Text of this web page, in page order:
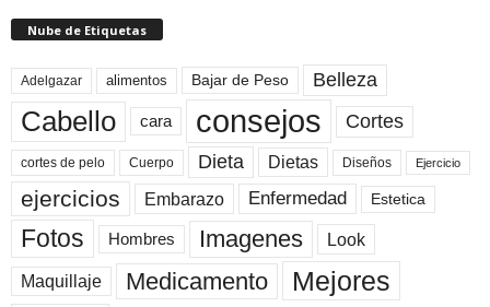
Nube de Etiquetas
Adelgazar alimentos Bajar de Peso Belleza
Cabello cara consejos Cortes
cortes de pelo Cuerpo Dieta Dietas Diseños Ejercicio
ejercicios Embarazo Enfermedad Estetica
Fotos Hombres Imagenes Look
Maquillaje Medicamento Mejores